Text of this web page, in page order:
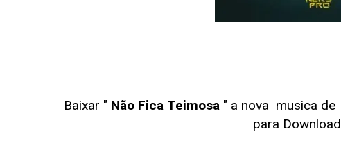
Baixar " Não Fica Teimosa" a nova musica de
para Download